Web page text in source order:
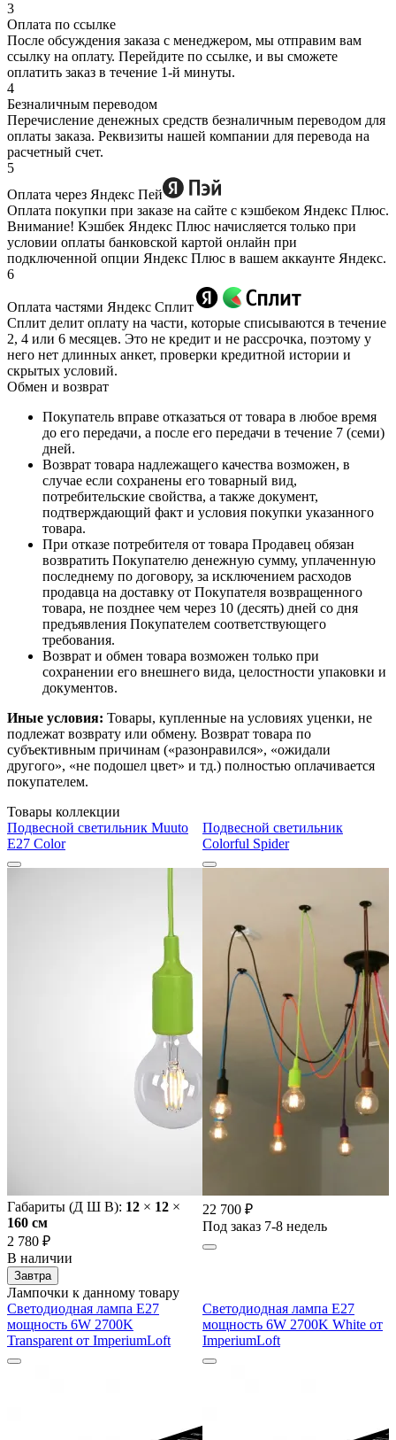
3
Оплата по ссылке
После обсуждения заказа с менеджером, мы отправим вам
ссылку на оплату. Перейдите по ссылке, и вы сможете
оплатить заказ в течение 1-й минуты.
4
Безналичным переводом
Перечисление денежных средств безналичным переводом для
оплаты заказа. Реквизиты нашей компании для перевода на
расчетный счет.
5
Оплата через Яндекс Пей
Оплата покупки при заказе на сайте с кэшбеком Яндекс Плюс.
Внимание! Кэшбек Яндекс Плюс начисляется только при
условии оплаты банковской картой онлайн при
подключенной опции Яндекс Плюс в вашем аккаунте Яндекс.
6
Оплата частями Яндекс Сплит
Сплит делит оплату на части, которые списываются в течение
2, 4 или 6 месяцев. Это не кредит и не рассрочка, поэтому у
него нет длинных анкет, проверки кредитной истории и
скрытых условий.
Обмен и возврат
Покупатель вправе отказаться от товара в любое время
до его передачи, а после его передачи в течение 7 (семи)
дней.
Возврат товара надлежащего качества возможен, в
случае если сохранены его товарный вид,
потребительские свойства, а также документ,
подтверждающий факт и условия покупки указанного
товара.
При отказе потребителя от товара Продавец обязан
возвратить Покупателю денежную сумму, уплаченную
последнему по договору, за исключением расходов
продавца на доставку от Покупателя возвращенного
товара, не позднее чем через 10 (десять) дней со дня
предъявления Покупателем соответствующего
требования.
Возврат и обмен товара возможен только при
сохранении его внешнего вида, целостности упаковки и
документов.
Иные условия: Товары, купленные на условиях уценки, не
подлежат возврату или обмену. Возврат товара по
субъективным причинам («разонравился», «ожидали
другого», «не подошел цвет» и тд.) полностью оплачивается
покупателем.
Товары коллекции
Подвесной светильник Muuto
E27 Color
Габариты (Д Ш В): 12 × 12 ×
160 cм
2 780 ₽
В наличии
Завтра
Подвесной светильник
Colorful Spider
22 700 ₽
Под заказ 7-8 недель
Лампочки к данному товару
Светодиодная лампа E27
мощность 6W 2700K
Transparent от ImperiumLoft
Светодиодная лампа E27
мощность 6W 2700K White от
ImperiumLoft